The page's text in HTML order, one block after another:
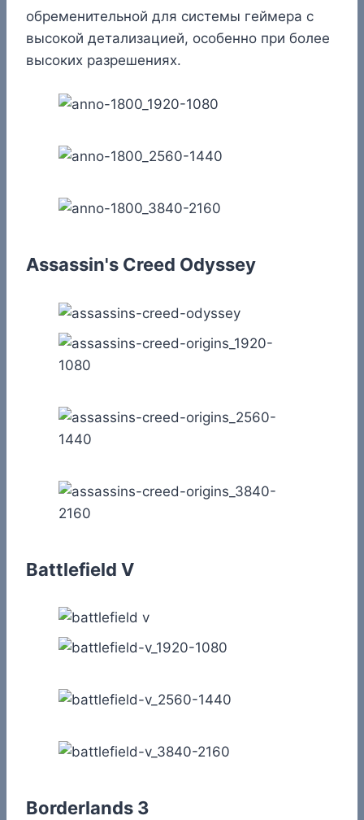
обременительной для системы геймера с
высокой детализацией, особенно при более
высоких разрешениях.
Assassin's Creed Odyssey
Battlefield V
Borderlands 3